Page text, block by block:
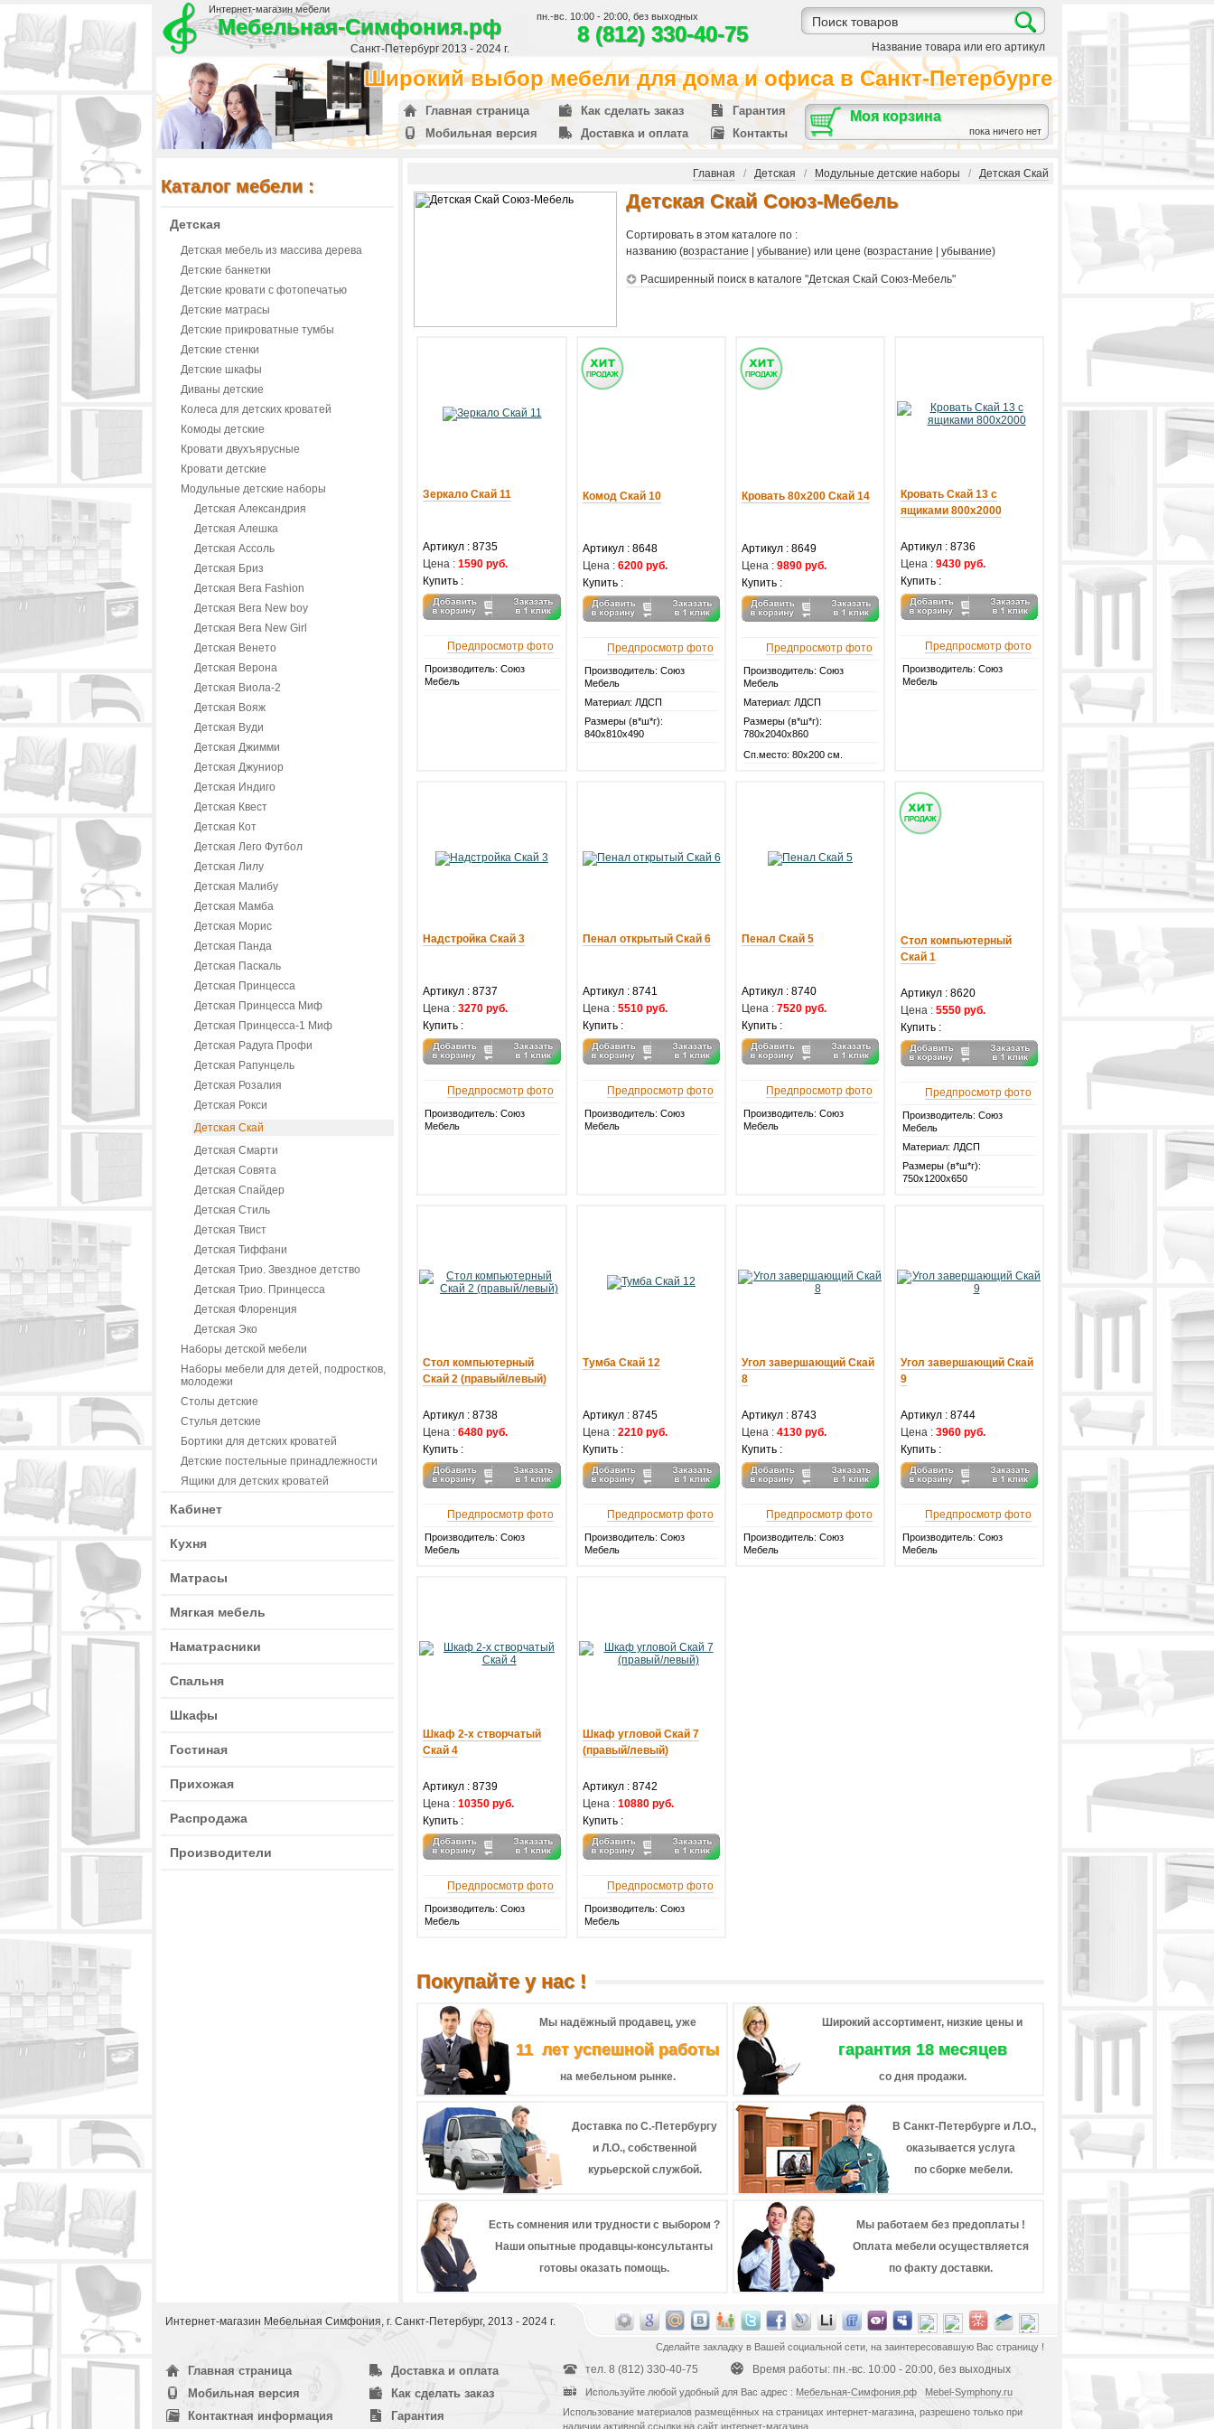
Интернет-магазин мебели
Мебельная-Симфония.рф
Санкт-Петербург 2013 - 2024 г.
пн.-вс. 10:00 - 20:00, без выходных
8 (812) 330-40-75
Название товара или его артикул
Широкий выбор мебели для дома и офиса в Санкт-Петербурге
Главная страница Как сделать заказ
Гарантия
Мобильная версия
Доставка и оплата Контакты
Моя корзина
пока ничего нет
Каталог мебели :
Детская
Детская мебель из массива дерева
Детские банкетки
Детские кровати с фотопечатью
Детские матрасы
Детские прикроватные тумбы
Детские стенки
Детские шкафы
Диваны детские
Колеса для детских кроватей
Комоды детские
Кровати двухъярусные
Кровати детские
Модульные детские наборы
Детская Александрия
Детская Алешка
Детская Ассоль
Детская Бриз
Детская Вега Fashion
Детская Вега New boy
Детская Вега New Girl
Детская Венето
Детская Верона
Детская Виола-2
Детская Вояж
Детская Вуди
Детская Джимми
Детская Джуниор
Детская Индиго
Детская Квест
Детская Кот
Детская Лего Футбол
Детская Лилу
Детская Малибу
Детская Мамба
Детская Морис
Детская Панда
Детская Паскаль
Детская Принцесса
Детская Принцесса Миф
Детская Принцесса-1 Миф
Детская Радуга Профи
Детская Рапунцель
Детская Розалия
Детская Рокси
Детская Скай
Детская Смарти
Детская Совята
Детская Спайдер
Детская Стиль
Детская Твист
Детская Тиффани
Детская Трио. Звездное детство
Детская Трио. Принцесса
Детская Флоренция
Детская Эко
Наборы детской мебели
Наборы мебели для детей, подростков,
молодежи
Столы детские
Стулья детские
Бортики для детских кроватей
Детские постельные принадлежности
Ящики для детских кроватей
Кабинет
Кухня
Матрасы
Мягкая мебель
Наматрасники
Спальня
Шкафы
Гостиная
Прихожая
Распродажа
Производители
Главная / Детская / Модульные детские наборы / Детская Скай
Детская Скай Союз-Мебель
Сортировать в этом каталоге по :
названию (возрастание убывание) или цене (возрастание убывание)
Расширенный поиск в каталоге "Детская Скай Союз-Мебель"
Зеркало Скай 11
Артикул : 8735
Цена : 1590 руб.
Купить :
Предпросмотр фото
Производитель: Союз
Мебель
Комод Скай 10
Артикул : 8648
Цена : 6200 руб.
Купить :
Предпросмотр фото
Производитель: Союз
Мебель
Материал: ЛДСП
Размеры (в*ш*г):
840х810х490
Кровать 80х200 Скай 14
Артикул : 8649
Цена : 9890 руб.
Купить :
Предпросмотр фото
Производитель: Союз
Мебель
Материал: ЛДСП
Размеры (в*ш*г):
780х2040х860
Сп.место: 80х200 см.
Кровать Скай 13 с
ящиками 800х2000
Артикул : 8736
Цена : 9430 руб.
Купить :
Предпросмотр фото
Производитель: Союз
Мебель
Надстройка Скай 3
Артикул : 8737
Цена : 3270 руб.
Купить :
Предпросмотр фото
Производитель: Союз
Мебель
Пенал открытый Скай 6
Артикул : 8741
Цена : 5510 руб.
Купить :
Предпросмотр фото
Производитель: Союз
Мебель
Пенал Скай 5
Артикул : 8740
Цена : 7520 руб.
Купить :
Предпросмотр фото
Производитель: Союз
Мебель
Стол компьютерный
Скай 1
Артикул : 8620
Цена : 5550 руб.
Купить :
Предпросмотр фото
Производитель: Союз
Мебель
Материал: ЛДСП
Размеры (в*ш*г):
750х1200х650
Стол компьютерный
Скай 2 (правый/левый)
Артикул : 8738
Цена : 6480 руб.
Купить :
Предпросмотр фото
Производитель: Союз
Мебель
Тумба Скай 12
Артикул : 8745
Цена : 2210 руб.
Купить :
Предпросмотр фото
Производитель: Союз
Мебель
Угол завершающий Скай
8
Артикул : 8743
Цена : 4130 руб.
Купить :
Предпросмотр фото
Производитель: Союз
Мебель
Угол завершающий Скай
9
Артикул : 8744
Цена : 3960 руб.
Купить :
Предпросмотр фото
Производитель: Союз
Мебель
Шкаф 2-х створчатый
Скай 4
Артикул : 8739
Цена : 10350 руб.
Купить :
Предпросмотр фото
Производитель: Союз
Мебель
Шкаф угловой Скай 7
(правый/левый)
Артикул : 8742
Цена : 10880 руб.
Купить :
Предпросмотр фото
Производитель: Союз
Мебель
Покупайте у нас !
Мы надёжный продавец, уже
11 лет успешной работы
на мебельном рынке.
Широкий ассортимент, низкие цены и
гарантия 18 месяцев
со дня продажи.
Доставка по С.-Петербургу
и Л.О., собственной
курьерской службой.
В Санкт-Петербурге и Л.О.,
оказывается услуга
по сборке мебели.
Есть сомнения или трудности с выбором ?
Наши опытные продавцы-консультанты
готовы оказать помощь.
Мы работаем без предоплаты !
Оплата мебели осуществляется
по факту доставки.
Интернет-магазин Мебельная Симфония, г. Санкт-Петербург, 2013 - 2024 г.
Главная страница
Мобильная версия
Контактная информация
Доставка и оплата
Как сделать заказ
Гарантия
Сделайте закладку в Вашей социальной сети, на заинтересовавшую Вас страницу !
тел. 8 (812) 330-40-75 Время работы: пн.-вс. 10:00 - 20:00, без выходных
Используйте любой удобный для Вас адрес : Мебельная-Симфония.рф
Mebel-Symphony.ru
Использование материалов размещённых на страницах интернет-магазина, разрешено только при
наличии активной ссылки на сайт интернет-магазина.